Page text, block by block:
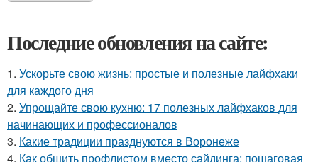
Последние обновления на сайте:
1. Ускорьте свою жизнь: простые и полезные лайфхаки
для каждого дня
2. Упрощайте свою кухню: 17 полезных лайфхаков для
начинающих и профессионалов
3. Какие традиции празднуются в Воронеже
4. Как обшить профлистом вместо сайдинга: пошаговая